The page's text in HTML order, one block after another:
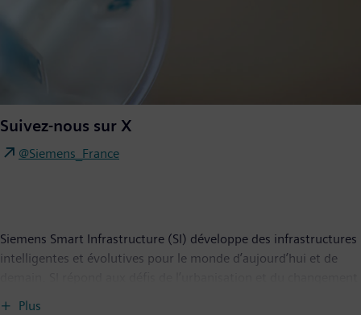
Suivez-nous sur X
@Siemens_France
Siemens Smart Infrastructure (SI) développe des infrastructures
intelligentes et évolutives pour le monde d’aujourd’hui et de
climatique en connectant les systèmes d’énergie, les bâtiments
Plus